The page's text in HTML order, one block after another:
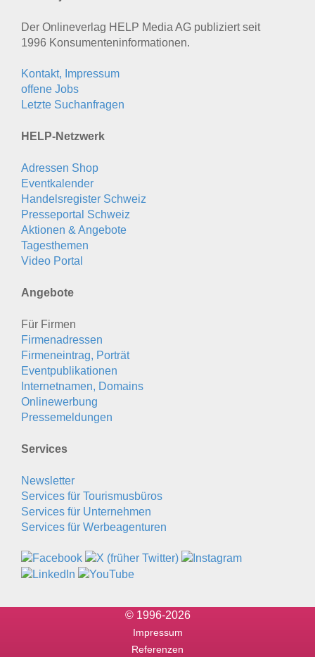
Der Onlineverlag HELP Media AG publiziert seit
1996 Konsumenten­informationen.
Kontakt, Impressum
offene Jobs
Letzte Suchanfragen
HELP-Netzwerk
Adressen Shop
Eventkalender
Handelsregister Schweiz
Presseportal Schweiz
Aktionen & Angebote
Tagesthemen
Video Portal
Angebote
Für Firmen
Firmenadressen
Firmeneintrag, Porträt
Eventpublikationen
Internetnamen, Domains
Onlinewerbung
Pressemeldungen
Services
Newsletter
Services für Tourismusbüros
Services für Unternehmen
Services für Werbeagenturen
© 1996-2026
Impressum
Referenzen